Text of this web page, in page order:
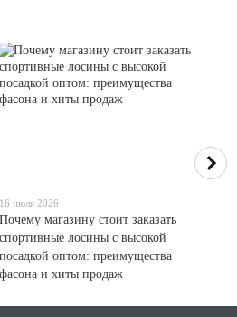
16 июля 2026
Почему магазину стоит заказать
спортивные лосины с высокой
посадкой оптом: преимущества
фасона и хиты продаж